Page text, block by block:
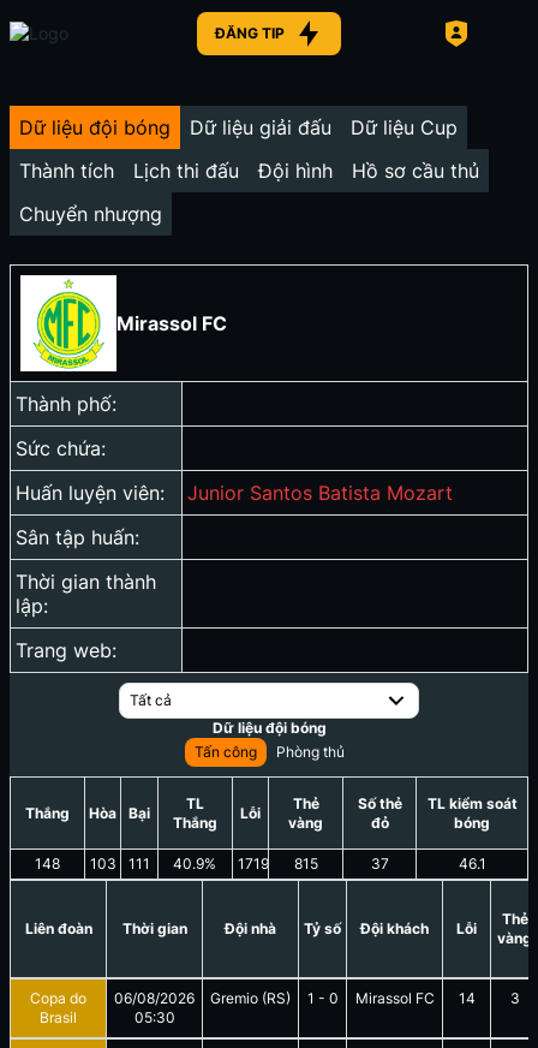
ĐĂNG TIP
Dữ liệu đội bóng Dữ liệu giải đấu
Dữ liệu Cup
Thành tích
Lịch thi đấu Đội hình
Hồ sơ cầu thủ
Chuyển nhượng
Mirassol FC
Thành phố:
Sức chứa:
Huấn luyện viên:
Junior Santos Batista Mozart
Sân tập huấn:
Thời gian thành
lập:
Trang web:
Tất cả
Dữ liệu đội bóng
Tấn công
Phòng thủ
Thắng
148
Hòa
103
Bại
111
TL
Thắng
40.9%
Lỗi
1719
Thẻ
vàng
815
Số thẻ
đỏ
37
TL kiểm soát
bóng
46.1
Liên đoàn Thời gian Đội nhà Tỷ số Đội khách Lỗi
Thẻ
vàng
Copa do
Brasil
06/08/2026
05:30
Gremio (RS) 1 - 0 Mirassol FC 14 3